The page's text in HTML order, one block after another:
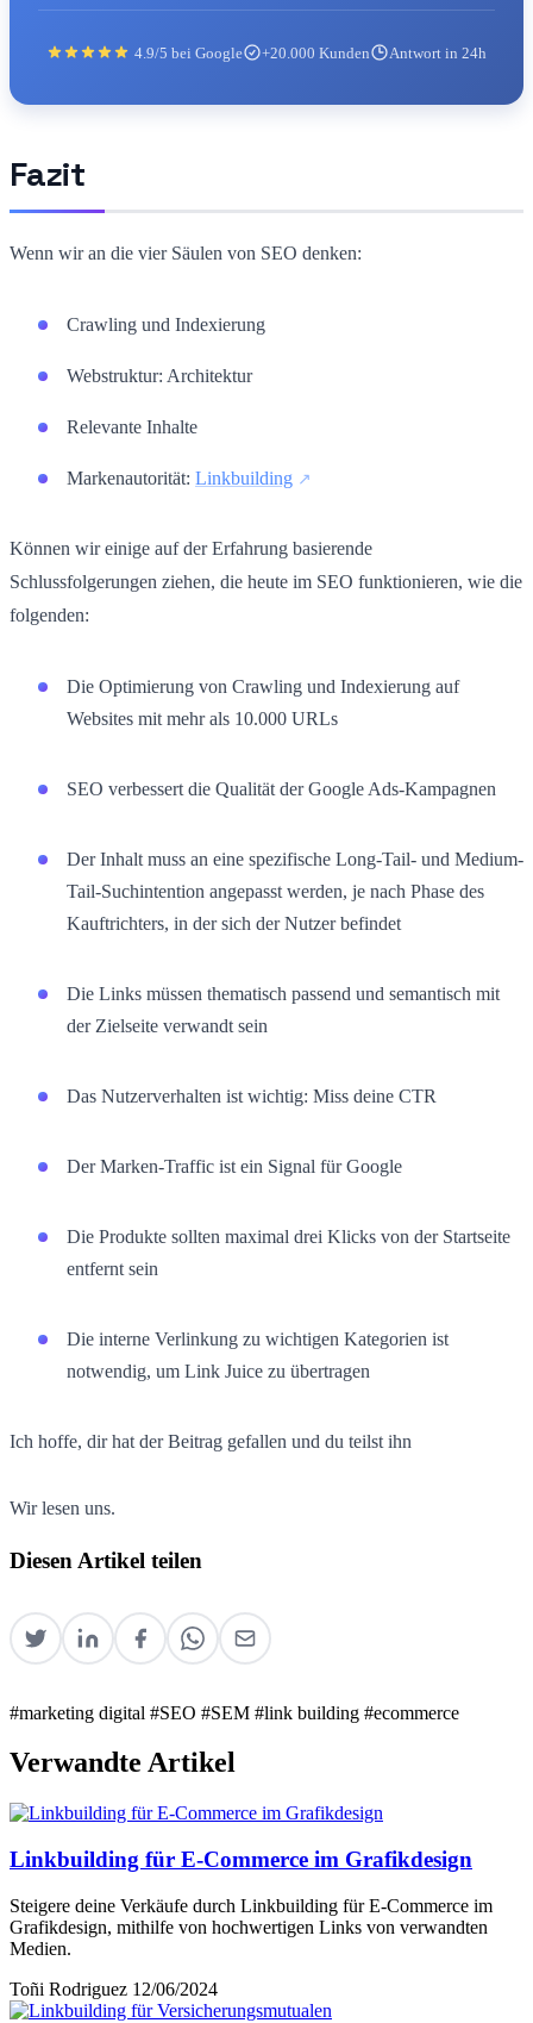
4.9/5 bei Google +20.000 Kunden Antwort in 24h
Fazit
Wenn wir an die vier Säulen von SEO denken:
Crawling und Indexierung
Webstruktur: Architektur
Relevante Inhalte
Markenautorität: Linkbuilding
Können wir einige auf der Erfahrung basierende
Schlussfolgerungen ziehen, die heute im SEO funktionieren, wie die
folgenden:
Die Optimierung von Crawling und Indexierung auf
Websites mit mehr als 10.000 URLs
SEO verbessert die Qualität der Google Ads-Kampagnen
Der Inhalt muss an eine spezifische Long-Tail- und Medium-
Tail-Suchintention angepasst werden, je nach Phase des
Kauftrichters, in der sich der Nutzer befindet
Die Links müssen thematisch passend und semantisch mit
der Zielseite verwandt sein
Das Nutzerverhalten ist wichtig: Miss deine CTR
Der Marken-Traffic ist ein Signal für Google
Die Produkte sollten maximal drei Klicks von der Startseite
entfernt sein
Die interne Verlinkung zu wichtigen Kategorien ist
notwendig, um Link Juice zu übertragen
Ich hoffe, dir hat der Beitrag gefallen und du teilst ihn
Wir lesen uns.
Diesen Artikel teilen
#marketing digital #SEO #SEM #link building #ecommerce
Verwandte Artikel
Linkbuilding für E-Commerce im Grafikdesign
Steigere deine Verkäufe durch Linkbuilding für E-Commerce im
Grafikdesign, mithilfe von hochwertigen Links von verwandten
Medien.
Toñi Rodriguez 12/06/2024